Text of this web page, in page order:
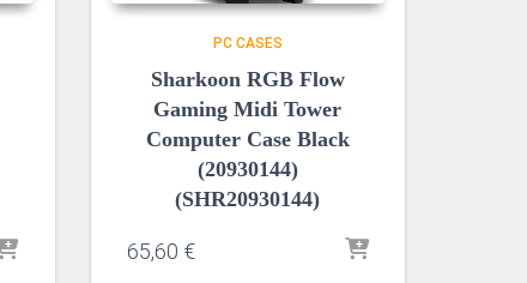
PC CASES
Sharkoon RGB Flow
Gaming Midi Tower
Computer Case Black
(20930144)
(SHR20930144)
65,60 €